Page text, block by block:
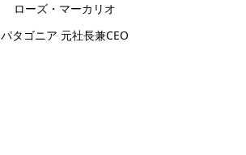
ローズ・マーカリオ
パタゴニア 元社長兼CEO